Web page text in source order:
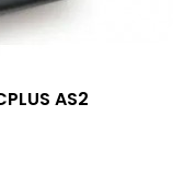
AS2